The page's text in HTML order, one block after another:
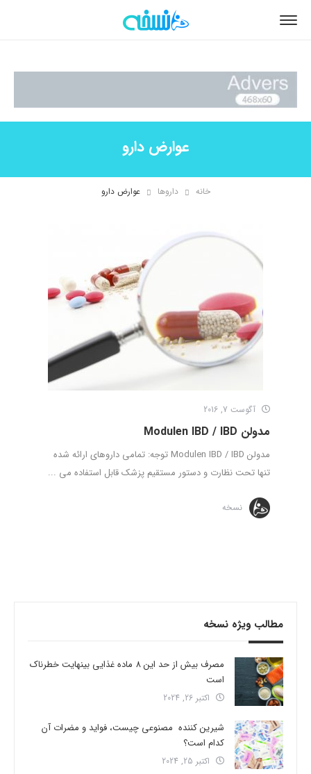
عوارض دارو
خانه داروها عوارض دارو
آگوست 7, 2016
مدولن Modulen IBD / IBD
مدولن Modulen IBD / IBD توجه: تمامی داروهای ارائه شده
تنها تحت نظارت و دستور مستقیم پزشک قابل استفاده می ...
نسخه
مطالب ویژه نسخه
مصرف بیش از حد این 8 ماده غذایی بینهایت خطرناک
است
اکتبر 26, 2024
شیرین کننده مصنوعی چیست، فواید و مضرات آن
کدام است؟
اکتبر 25, 2024